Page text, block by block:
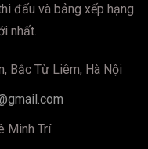
đấu và bảng xếp hạng
nhất.
Bắc Từ Liêm, Hà Nội
Minh Trí